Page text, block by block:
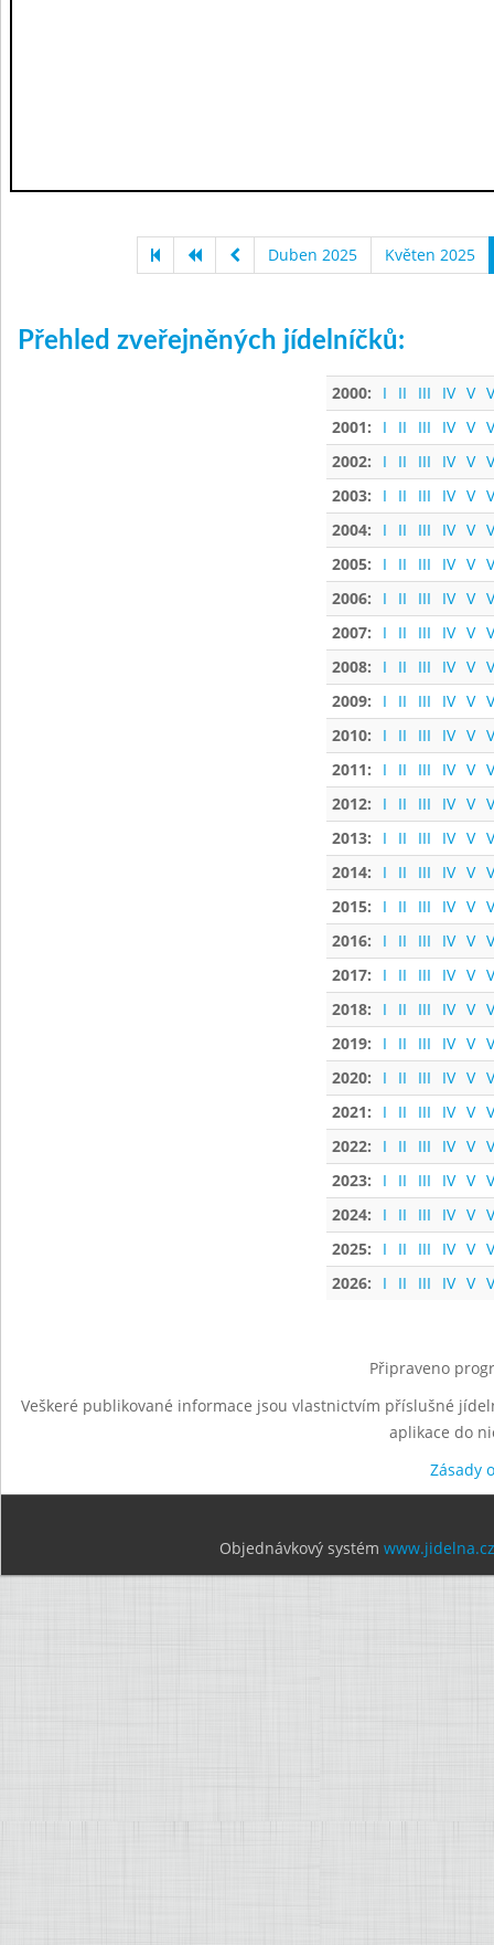
Duben 2025 Květen 2025
Přehled zveřejněných jídelníčků:
2000: I II III IV V
2001:
I II III IV V
2002:
I II III IV V
2003:
I II III IV V
2004:
I II III IV V
2005:
I II III IV V
2006:
I II III IV V
2007:
I II III IV V
2008:
I II III IV V
2009:
I II III IV V
2010:
I II III IV V
2011:
I II III IV V
2012:
I II III IV V
2013:
I II III IV V
2014:
I II III IV V
2015:
I II III IV V
2016:
I II III IV V
2017:
I II III IV V
2018:
I II III IV V
2019:
I II III IV V
2020:
I II III IV V
2021:
I II III IV V
2022:
I II III IV V
2023:
I II III IV V
2024:
I II III IV V
2025:
I II III IV V
2026:
I II III IV V
Připraveno
Veškeré publikované informace jsou vlastnictvím příslušné
aplikace do
Zásady
Objednávkový systém www.jidelna.cz